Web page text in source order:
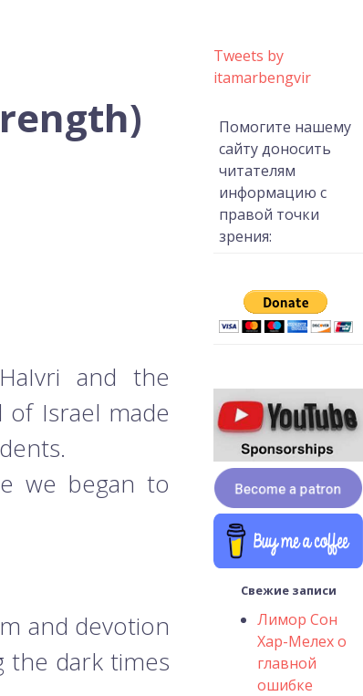
and the
of Israel made
we began to
and devotion
the dark times
Tweets by
itamarbengvir
Помогите нашему
сайту доносить
читателям
информацию с
правой точки
зрения:
Свежие записи
Лимор Сон
Хар-Мелех о
главной
ошибке